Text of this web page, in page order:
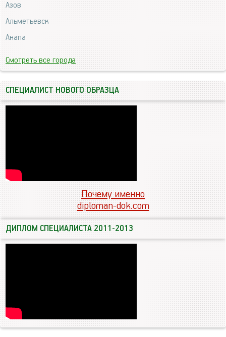
Азов
Альметьевск
Анапа
Смотреть все города
СПЕЦИАЛИСТ НОВОГО ОБРАЗЦА
Почему именно
diploman-dok.com
ДИПЛОМ СПЕЦИАЛИСТА 2011-2013